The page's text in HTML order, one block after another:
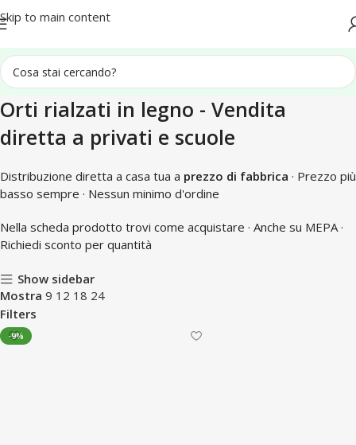
Skip to main content
Orti rialzati in legno - Vendita
diretta a privati e scuole
Distribuzione diretta a casa tua a prezzo di fabbrica · Prezzo più
basso sempre · Nessun minimo d'ordine
Nella scheda prodotto trovi come acquistare · Anche su MEPA ·
Richiedi sconto per quantità
Show sidebar
Mostra 9 12 18 24
Filters
-9%